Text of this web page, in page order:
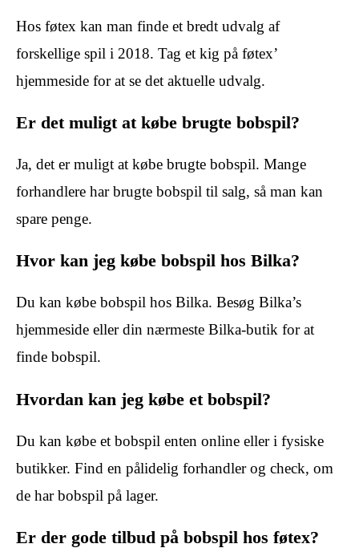
Hos føtex kan man finde et bredt udvalg af
forskellige spil i 2018. Tag et kig på føtex’
hjemmeside for at se det aktuelle udvalg.
Er det muligt at købe brugte bobspil?
Ja, det er muligt at købe brugte bobspil. Mange
forhandlere har brugte bobspil til salg, så man kan
spare penge.
Hvor kan jeg købe bobspil hos Bilka?
Du kan købe bobspil hos Bilka. Besøg Bilka’s
hjemmeside eller din nærmeste Bilka-butik for at
finde bobspil.
Hvordan kan jeg købe et bobspil?
Du kan købe et bobspil enten online eller i fysiske
butikker. Find en pålidelig forhandler og check, om
de har bobspil på lager.
Er der gode tilbud på bobspil hos føtex?